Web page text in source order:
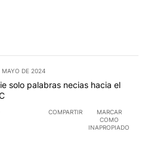
MAYO DE 2024
solo palabras necias hacia el
COMPARTIR
MARCAR
COMO
INAPROPIADO